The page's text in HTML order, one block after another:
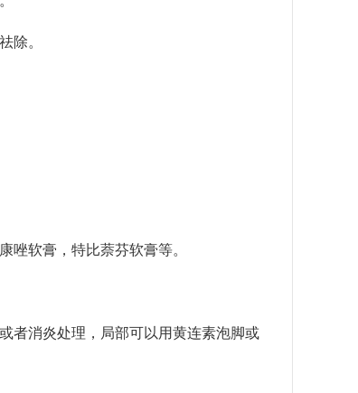
除。
软膏，特比萘芬软膏等。
消炎处理，局部可以用黄连素泡脚或